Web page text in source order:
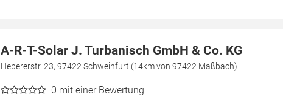
A-R-T-Solar J. Turbanisch GmbH & Co. KG
Hebererstr. 23, 97422 Schweinfurt (14km von 97422 Maßbach)
0 mit einer Bewertung